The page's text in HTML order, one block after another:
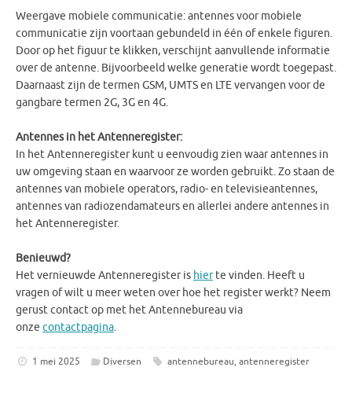
Weergave mobiele communicatie: antennes voor mobiele
communicatie zijn voortaan gebundeld in één of enkele figuren.
Door op het figuur te klikken, verschijnt aanvullende informatie
over de antenne. Bijvoorbeeld welke generatie wordt toegepast.
Daarnaast zijn de termen GSM, UMTS en LTE vervangen voor de
gangbare termen 2G, 3G en 4G.
Antennes in het Antenneregister:
In het Antenneregister kunt u eenvoudig zien waar antennes in
uw omgeving staan en waarvoor ze worden gebruikt. Zo staan de
antennes van mobiele operators, radio- en televisieantennes,
antennes van radiozendamateurs en allerlei andere antennes in
het Antenneregister.
Benieuwd?
Het vernieuwde Antenneregister is hierte vinden. Heeft u
vragen of wilt u meer weten over hoe het register werkt? Neem
gerust contact op met het Antennebureau via
onze contactpagina.
1 mei 2025 Diversen antennebureau, antenneregister